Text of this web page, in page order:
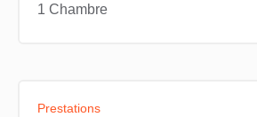
1 Chambre
Prestations